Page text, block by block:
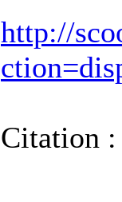
http://
Citation :